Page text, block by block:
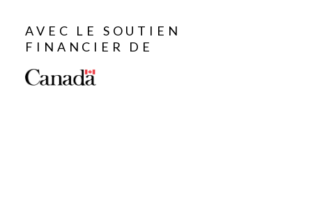
AVEC LE SOUTIEN
FINANCIER DE